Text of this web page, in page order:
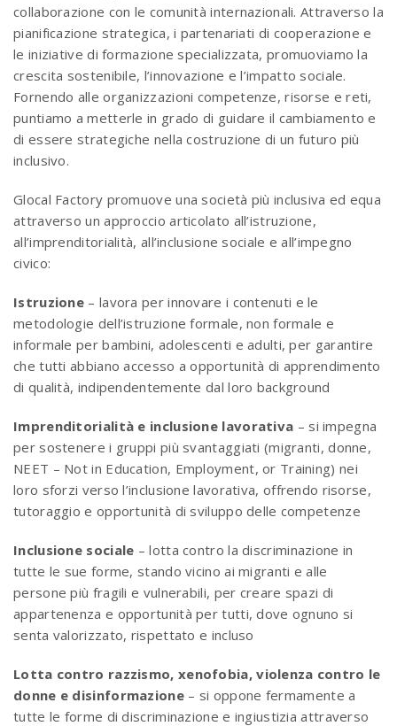
collaborazione con le comunità internazionali. Attraverso la
pianificazione strategica, i partenariati di cooperazione e
le iniziative di formazione specializzata, promuoviamo la
crescita sostenibile, l’innovazione e l’impatto sociale.
Fornendo alle organizzazioni competenze, risorse e reti,
puntiamo a metterle in grado di guidare il cambiamento e
di essere strategiche nella costruzione di un futuro più
inclusivo.
Glocal Factory promuove una società più inclusiva ed equa
attraverso un approccio articolato all’istruzione,
all’imprenditorialità, all’inclusione sociale e all’impegno
civico:
Istruzione – lavora per innovare i contenuti e le
metodologie dell’istruzione formale, non formale e
informale per bambini, adolescenti e adulti, per garantire
che tutti abbiano accesso a opportunità di apprendimento
di qualità, indipendentemente dal loro background
Imprenditorialità e inclusione lavorativa – si impegna
per sostenere i gruppi più svantaggiati (migranti, donne,
NEET – Not in Education, Employment, or Training) nei
loro sforzi verso l’inclusione lavorativa, offrendo risorse,
tutoraggio e opportunità di sviluppo delle competenze
Inclusione sociale – lotta contro la discriminazione in
tutte le sue forme, stando vicino ai migranti e alle
persone più fragili e vulnerabili, per creare spazi di
appartenenza e opportunità per tutti, dove ognuno si
senta valorizzato, rispettato e incluso
Lotta contro razzismo, xenofobia, violenza contro le
donne e disinformazione– si oppone fermamente a
tutte le forme di discriminazione e ingiustizia attraverso